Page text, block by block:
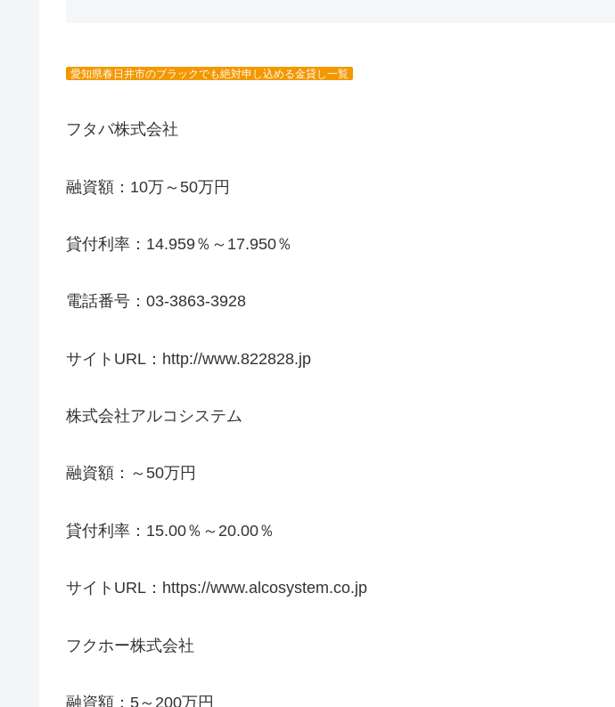
愛知県春日井市のブラックでも絶対申し込める金貸し一覧
フタバ株式会社
融資額：10万～50万円
貸付利率：14.959％～17.950％
電話番号：03-3863-3928
サイトURL：http://www.822828.jp
株式会社アルコシステム
融資額：～50万円
貸付利率：15.00％～20.00％
サイトURL：https://www.alcosystem.co.jp
フクホー株式会社
融資額：5～200万円